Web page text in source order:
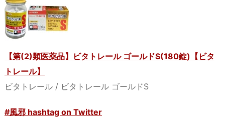
【第(2)類医薬品】ビタトレール ゴールドS(180錠)【ビタ
トレール】
ビタトレール / ビタトレール ゴールドS
#風邪 hashtag on Twitter